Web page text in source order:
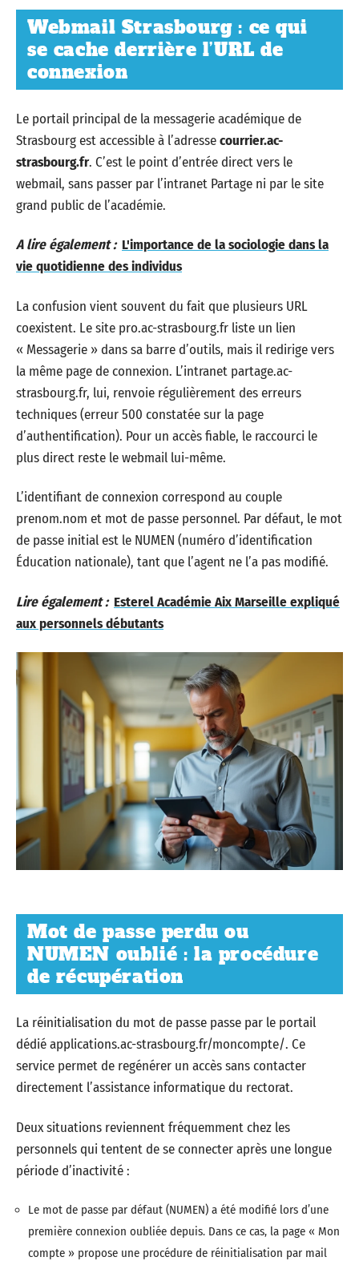
Webmail Strasbourg : ce qui
se cache derrière l’URL de
connexion
Le portail principal de la messagerie académique de
Strasbourg est accessible à l’adressecourrier.ac-
strasbourg.fr. C’est le point d’entrée direct vers le
webmail, sans passer par l’intranet Partage ni par le site
grand public de l’académie.
A lire également : L'importance de la sociologie dans la
vie quotidienne des individus
La confusion vient souvent du fait que plusieurs URL
coexistent. Le site pro.ac-strasbourg.fr liste un lien
« Messagerie » dans sa barre d’outils, mais il redirige vers
la même page de connexion. L’intranet partage.ac-
strasbourg.fr, lui, renvoie régulièrement des erreurs
techniques (erreur 500 constatée sur la page
d’authentification). Pour un accès fiable, le raccourci le
plus direct reste le webmail lui-même.
L’identifiant de connexion correspond au couple
prenom.nom et mot de passe personnel. Par défaut, le mot
de passe initial est le NUMEN (numéro d’identification
Éducation nationale), tant que l’agent ne l’a pas modifié.
Lire également : Esterel Académie Aix Marseille expliqué
aux personnels débutants
Mot de passe perdu ou
NUMEN oublié : la procédure
de récupération
La réinitialisation du mot de passe passe par le portail
dédié applications.ac-strasbourg.fr/moncompte/. Ce
service permet de regénérer un accès sans contacter
directement l’assistance informatique du rectorat.
Deux situations reviennent fréquemment chez les
personnels qui tentent de se connecter après une longue
période d’inactivité :
Le mot de passe par défaut (NUMEN) a été modifié lors d’une
première connexion oubliée depuis. Dans ce cas, la page « Mon
compte » propose une procédure de réinitialisation par mail